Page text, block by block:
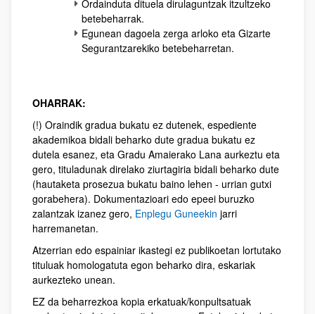
Ordainduta dituela dirulaguntzak itzultzeko
betebeharrak.
Egunean dagoela zerga arloko eta Gizarte
Segurantzarekiko betebeharretan.
OHARRAK:
(!) Oraindik gradua bukatu ez dutenek, espediente
akademikoa bidali beharko dute gradua bukatu ez
dutela esanez, eta Gradu Amaierako Lana aurkeztu eta
gero, tituladunak direlako ziurtagiria bidali beharko dute
(hautaketa prosezua bukatu baino lehen - urrian gutxi
gorabehera). Dokumentazioari edo epeei buruzko
zalantzak izanez gero, Enplegu Guneekin jarri
harremanetan.
Atzerrian edo espainiar ikastegi ez publikoetan lortutako
tituluak homologatuta egon beharko dira, eskariak
aurkezteko unean.
EZ da beharrezkoa kopia erkatuak/konpultsatuak